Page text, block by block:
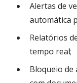
Alertas de
automática
Relatórios
tempo real;
Bloqueio de